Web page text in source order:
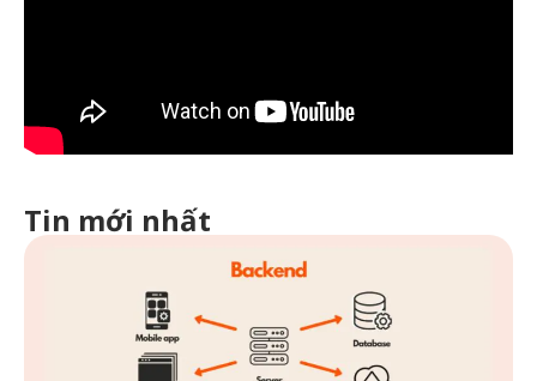
Tin mới nhất